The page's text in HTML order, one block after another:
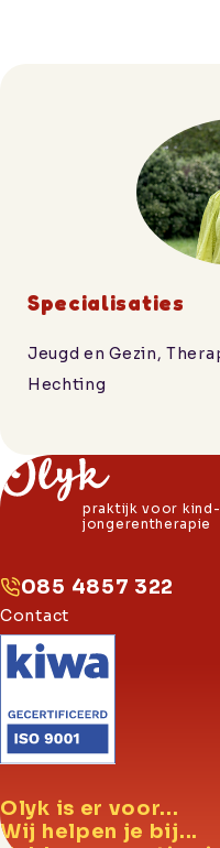
Specialisaties
Jeugd en Gezin,
Hechting
praktijk voor kind-
jongerentherapie
085 4857 322
Contact
Olyk is er voor...
Wij helpen je bij...